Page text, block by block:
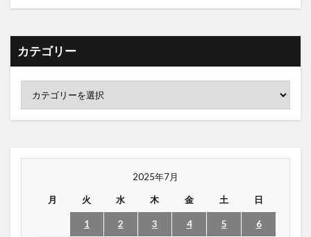
カテゴリー
2025年7月
月 火 水 木 金 土 日
1 2 3 4 5 6